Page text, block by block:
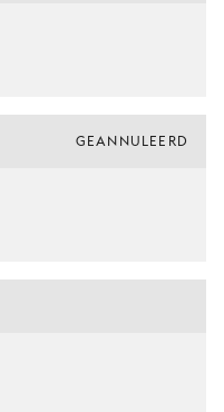
GEANNULEERD